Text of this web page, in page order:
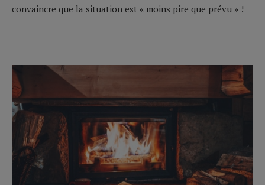
convaincre que la situation est « moins pire que prévu » !